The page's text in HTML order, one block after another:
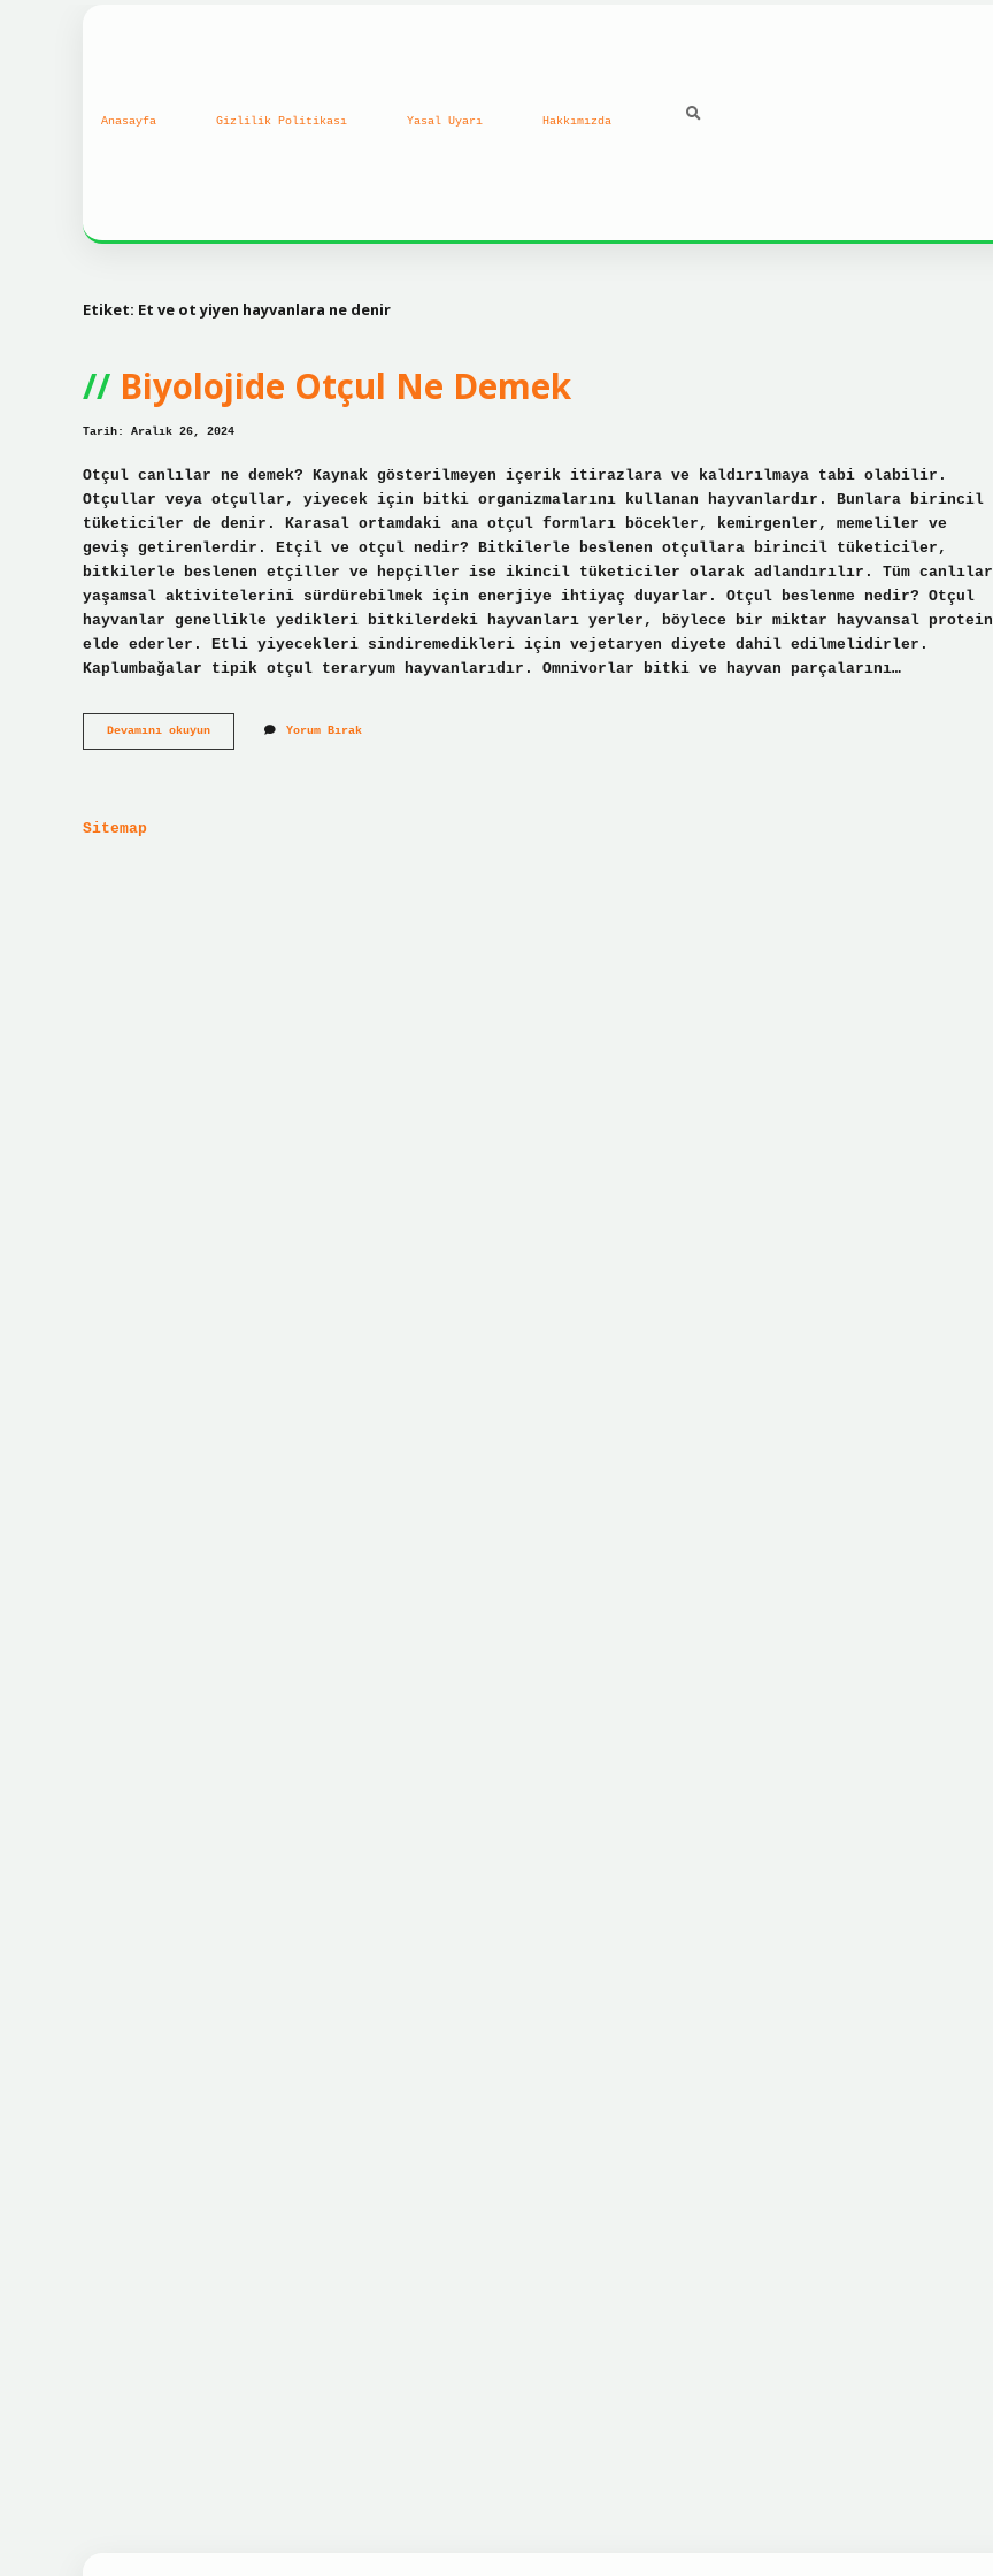
Anasayfa Gizlilik Politikası Yasal Uyarı Hakkımızda
Etiket: Et ve ot yiyen hayvanlara ne denir
Biyolojide Otçul Ne Demek
Tarih: Aralık 26, 2024
Otçul canlılar ne demek? Kaynak gösterilmeyen içerik itirazlara ve kaldırılmaya tabi olabilir.
Otçullar veya otçullar, yiyecek için bitki organizmalarını kullanan hayvanlardır. Bunlara birincil
tüketiciler de denir. Karasal ortamdaki ana otçul formları böcekler, kemirgenler, memeliler ve
geviş getirenlerdir. Etçil ve otçul nedir? Bitkilerle beslenen otçullara birincil tüketiciler,
bitkilerle beslenen etçiller ve hepçiller ise ikincil tüketiciler olarak adlandırılır. Tüm canlılar
yaşamsal aktivitelerini sürdürebilmek için enerjiye ihtiyaç duyarlar. Otçul beslenme nedir? Otçul
hayvanlar genellikle yedikleri bitkilerdeki hayvanları yerler, böylece bir miktar hayvansal protein
elde ederler. Etli yiyecekleri sindiremedikleri için vejetaryen diyete dahil edilmelidirler.
Kaplumbağalar tipik otçul teraryum hayvanlarıdır. Omnivorlar bitki ve hayvan parçalarını…
Devamını okuyunBiyolojide
Otçul
Yorum Bırak
Sitemap